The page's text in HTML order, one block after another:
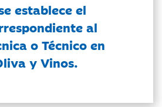
establece el
al
o Técnico en
y Vinos.